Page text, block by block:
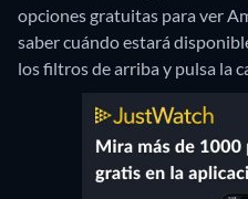
opciones gratuitas para ver
saber cuándo estará
los filtros de arriba y pulsa la